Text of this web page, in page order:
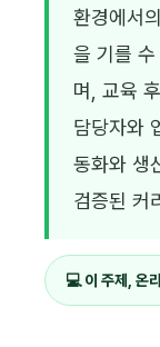
환경에서
을 기를
며, 교육
담당자와
동화와 생
검증된 커
💻 이 주제, 온